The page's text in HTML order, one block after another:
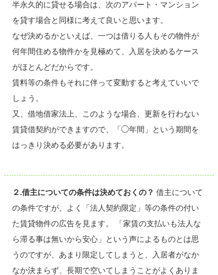
半永久的に貸せる場合は、次のアパート・マンション
を貸す場合と同様に考えて良いと思います。
なぜ決めるかといえば、一つは借りる人もその物件が
何年間住める物件かを見極めて、入居を決めるケース
がほとんどだからです。
賃料等の条件もそれに伴って変動すると考えていいで
しょう。
又、借地借家法上、このような場合、更新を行わない
賃貸借契約ができますので、「◯年間」という期間を
はっきり決める必要があります。
２.借主についての条件は決めておくの？ 借主について
の条件ですが、よく「法人契約限定」等の条件の付い
た賃貸物件の広告を見ます。 「家賃の支払いも法人な
ら滞る事は無いから安心」という声によるものとは思
うのですが、あまり限定してしまうと、入居者がなか
なか決まらず、長期で空いてしまうことがよくありま